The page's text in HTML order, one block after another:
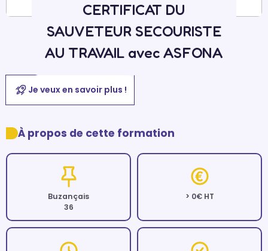
CERTIFICAT DU
SAUVETEUR SECOURISTE
AU TRAVAIL avec ASFONA
Je veux en savoir plus !
À propos de cette formation
Buzançais
36
> 0€ HT